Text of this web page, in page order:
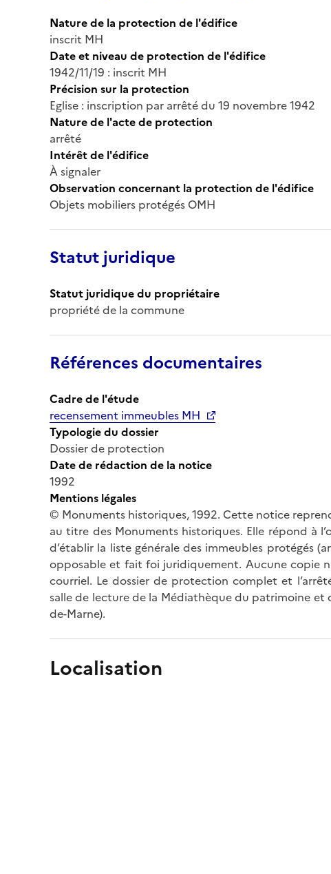
Nature de la protection de l'édifice
inscrit MH
Date et niveau de protection de l'édifice
1942/11/19 : inscrit MH
Précision sur la protection
Eglise : inscription par arrêté du 19 novembre 1942
Nature de l'acte de protection
arrêté
Intérêt de l'édifice
À signaler
Observation concernant la protection de l'édifice
Objets mobiliers protégés OMH
Statut juridique
Statut juridique du propriétaire
propriété de la commune
Références documentaires
Cadre de l'étude
recensement immeubles MH
Typologie du dossier
Dossier de protection
Date de rédaction de la notice
1992
Mentions légales
© Monuments historiques, 1992. Cette notice
au titre des Monuments historiques. Elle répond à
d’établir la liste générale des immeubles protégés
opposable et fait foi juridiquement. Aucune copie
courriel. Le dossier de protection complet et
salle de lecture de la Médiathèque du patrimoine et
de-Marne).
Localisation